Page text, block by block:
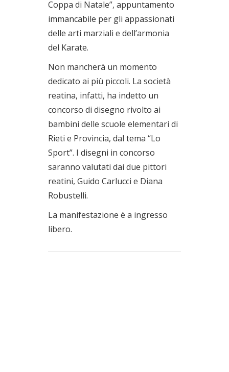
Coppa di Natale”, appuntamento
immancabile per gli appassionati
delle arti marziali e dell’armonia
del Karate.
Non mancherà un momento
dedicato ai più piccoli. La società
reatina, infatti, ha indetto un
concorso di disegno rivolto ai
bambini delle scuole elementari di
Rieti e Provincia, dal tema “Lo
Sport”. I disegni in concorso
saranno valutati dai due pittori
reatini, Guido Carlucci e Diana
Robustelli.
La manifestazione è a ingresso
libero.